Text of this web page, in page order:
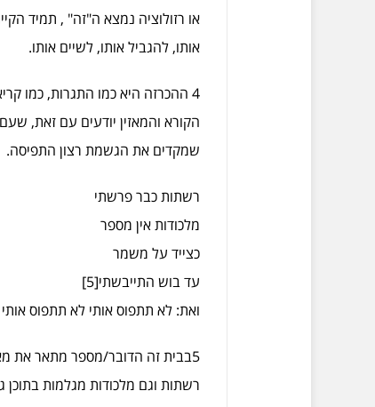
או רזולוציה נמצא ה"זה" , תמיד
אותו, להגביל אותו, לשיים אותו.
4 ההכרזה היא כמו התגרות, כמו
הקורא והמאזין יודעים עם זאת,
שמקדים את הגשמת רצון התפיסה.
רשתות כבר פרשתי
מלכודות אין מספר
כצייד על משמר
עד בוש התייבשתי[5]
ואת: לא תתפוס אותי לא תתפוס
5בבית זה הדובר/מספר מתאר את
רשתות וגם מלכודות מגלמות בתוכן